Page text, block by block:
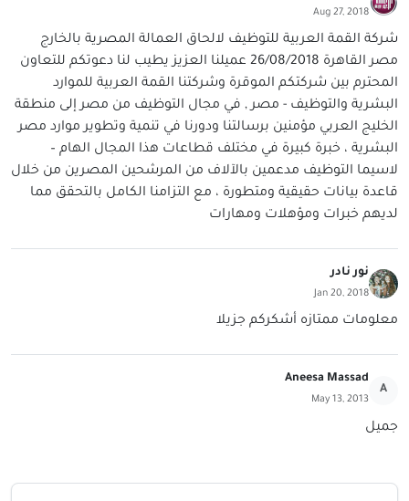
Aug 27, 2018
شركة القمة العربية للتوظيف لالحاق العمالة المصرية بالخارج
مصر القاهرة 26/08/2018 عميلنا العزيز يطيب لنا دعوتكم للتعاون
المحترم بين شركتكم الموقرة وشركتنا القمة العربية للموارد
البشرية والتوظيف - مصر , في مجال التوظيف من مصر إلى منطقة
الخليج العربي مؤمنين برسالتنا ودورنا في تنمية وتطوير موارد مصر
البشرية ، خبرة كبيرة في مختلف قطاعات هذا المجال الهام –
لاسيما التوظيف مدعمين بالآلاف من المرشحين المصرين من خلال
قاعدة بيانات حقيقية ومتطورة ، مع التزامنا الكامل بالتحقق مما
لديهم خبرات ومؤهلات ومهارات
نور نادر
Jan 20, 2018
معلومات ممتازه أشكركم جزيلا
A
Aneesa Massad
May 13, 2013
جميل